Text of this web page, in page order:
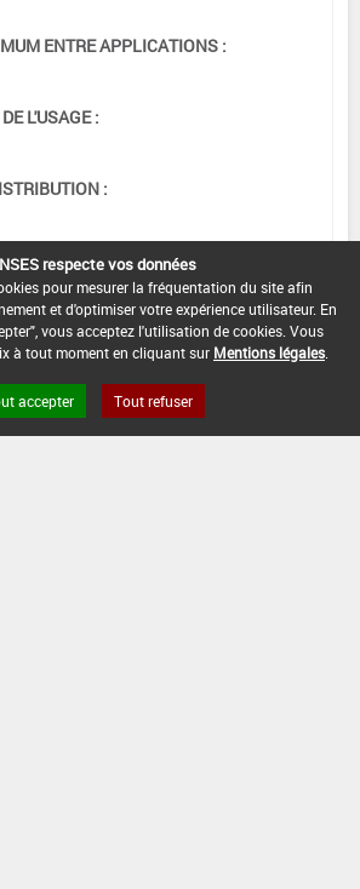
ENTRE APPLICATIONS :
L'USAGE :
:
:
respecte vos données
pour mesurer la fréquentation du site afin
et d'optimiser votre expérience utilisateur. En
vous acceptez l'utilisation de cookies. Vous
à tout moment en cliquant sur Mentions légales
accepter Tout refuser